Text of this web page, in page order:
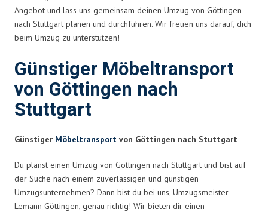
Angebot und lass uns gemeinsam deinen Umzug von Göttingen
nach Stuttgart planen und durchführen. Wir freuen uns darauf, dich
beim Umzug zu unterstützen!
Günstiger Möbeltransport
von Göttingen nach
Stuttgart
Günstiger Möbeltransport von Göttingen nach Stuttgart
Du planst einen Umzug von Göttingen nach Stuttgart und bist auf
der Suche nach einem zuverlässigen und günstigen
Umzugsunternehmen? Dann bist du bei uns, Umzugsmeister
Lemann Göttingen, genau richtig! Wir bieten dir einen